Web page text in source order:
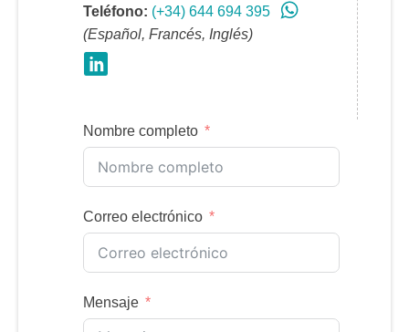
Teléfono: (+34) 644 694 395
(Español, Francés, Inglés)
Nombre completo
Correo electrónico
Mensaje